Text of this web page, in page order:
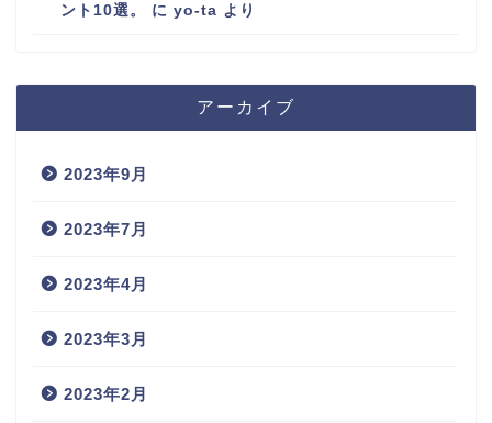
ント10選。
に yo-ta より
アーカイブ
2023年9月
2023年7月
2023年4月
2023年3月
2023年2月